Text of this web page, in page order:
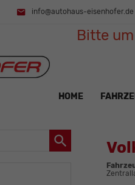
info@autohaus-eisenhofer.de
Bitte
HOME